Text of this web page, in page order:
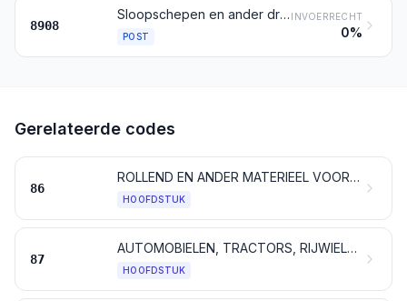
8908
Sloopschepen en ander drijvend materieel bestemd voor de sloop
POST
INVOERRECHT
0%
Gerelateerde codes
86
ROLLEND EN ANDER MATERIEEL VOOR SPOOR- EN TRAMWEGEN, ALSMEDE DELEN DAARVAN; MECHANISCHE (ELEKTROMECHANISCHE DAARONDER BEGREPEN) SIGNAAL- EN WAARSCHUWINGSTOESTELLEN VOOR HET VERKEER
HOOFDSTUK
87
AUTOMOBIELEN, TRACTORS, RIJWIELEN, MOTORRIJWIELEN EN ANDERE VOERTUIGEN VOOR VERVOER OVER LAND, ALSMEDE DELEN EN TOEBEHOREN DAARVAN
HOOFDSTUK